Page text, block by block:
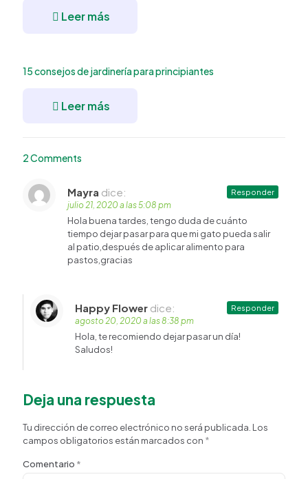
Leer más
15 consejos de jardinería para principiantes
Leer más
2 Comments
Mayra dice:
julio 21, 2020 a las 5:08 pm
Hola buena tardes, tengo duda de cuánto
tiempo dejar pasar para que mi gato pueda salir
al patio,después de aplicar alimento para
pastos,gracias
Responder
Happy Flower dice:
agosto 20, 2020 a las 8:38 pm
Hola, te recomiendo dejar pasar un día!
Saludos!
Responder
Deja una respuesta
Tu dirección de correo electrónico no será publicada. Los
campos obligatorios están marcados con *
Comentario *